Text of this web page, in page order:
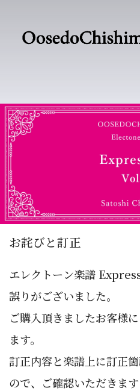
お詫びと訂正
エレクトーン楽譜
誤りがございました。
ご購入頂きましたお客様
ます。
訂正内容と楽譜上に訂正
ので、ご確認いただきま